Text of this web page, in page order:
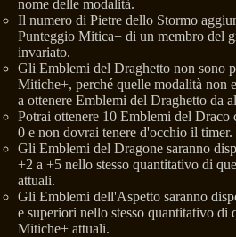
nome delle modalità.
Il numero di Pietre dello Stormo
Punteggio Mitica+ di un membro del
invariato.
Gli Emblemi del Draghetto non sono
Mitiche+, perché quelle modalità non
a ottenere Emblemi del Draghetto da
Potrai ottenere 10 Emblemi del
0 e non dovrai tenere d'occhio il timer.
Gli Emblemi del Dragone saranno
+2 a +5 nello stesso quantitativo di
attuali.
Gli Emblemi dell'Aspetto saranno
e superiori nello stesso quantitativo
Mitiche+ attuali.